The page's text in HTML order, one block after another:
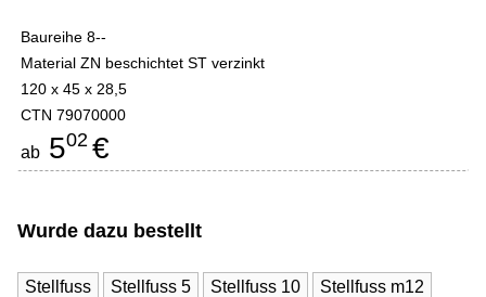
Baureihe 8--
Material ZN beschichtet ST verzinkt
120 x 45 x 28,5
CTN 79070000
ab 502 €
Wurde dazu bestellt
Stellfuss Stellfuss 5 Stellfuss 10
Stellfuss m12